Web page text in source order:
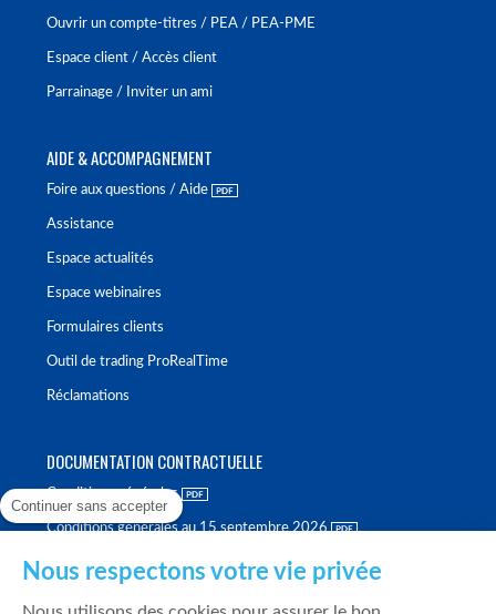
Ouvrir un compte-titres / PEA / PEA-PME
Espace client / Accès client
Parrainage / Inviter un ami
AIDE & ACCOMPAGNEMENT
Foire aux questions / Aide
Assistance
Espace actualités
Espace webinaires
Formulaires clients
Outil de trading ProRealTime
Réclamations
DOCUMENTATION CONTRACTUELLE
Conditions générales
Conditions générales au 15 septembre 2026
Continuer sans accepter
Nous respectons votre vie privée